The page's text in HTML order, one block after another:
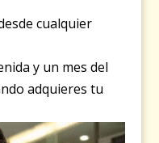
cualquier
y un mes del
adquieres tu